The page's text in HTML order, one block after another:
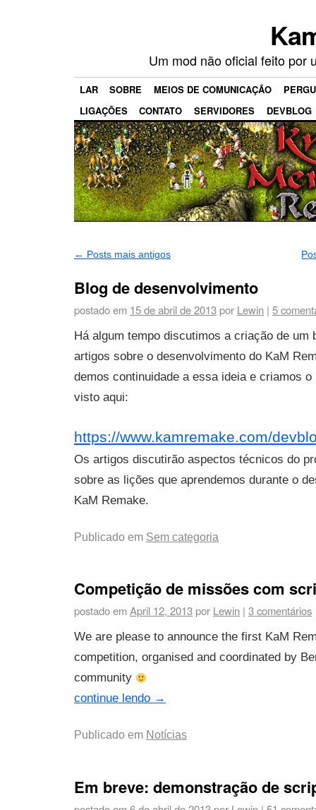
Um mod não oficial feito por
LAR SOBRE MEIOS DE COMUNICAÇÃO
LIGAÇÕES
CONTATO SERVIDORES DEVBLOG
← Posts mais antigos
Blog de desenvolvimento
postado em 15 de abril de 2013 por Lewin | 5
Há algum tempo discutimos a criação de um
artigos sobre o desenvolvimento do KaM
demos continuidade a essa ideia e criamos o
visto aqui:
https://www.kamremake.com/
Os artigos discutirão aspectos técnicos do
sobre as lições que aprendemos durante o
KaM Remake.
Publicado em Sem categoria
Competição de missões com
postado emApril 12, 2013 por Lewin | 3 comentários
We are please to announce the first KaM
competition, organised and coordinated by
community
continue lendo →
Publicado em Notícias
Em breve: demonstração de